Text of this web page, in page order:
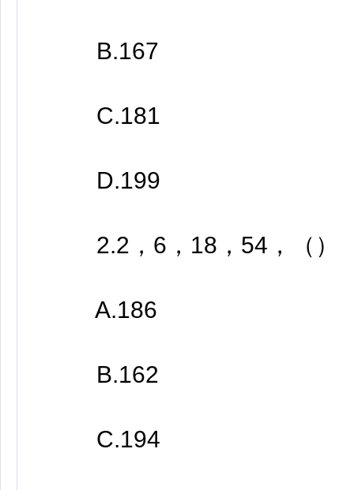
B.167
C.181
D.199
2.2，6，18，54，（）
A.186
B.162
C.194